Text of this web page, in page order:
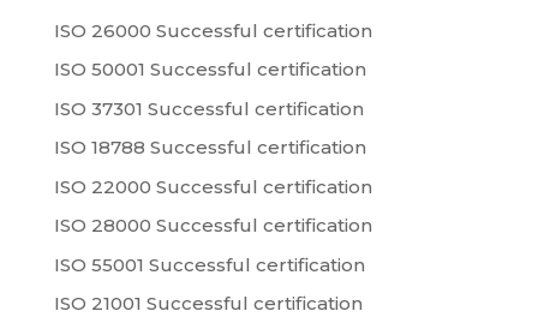
ISO 26000 Successful certification
ISO 50001 Successful certification
ISO 37301 Successful certification
ISO 18788 Successful certification
ISO 22000 Successful certification
ISO 28000 Successful certification
ISO 55001 Successful certification
ISO 21001 Successful certification